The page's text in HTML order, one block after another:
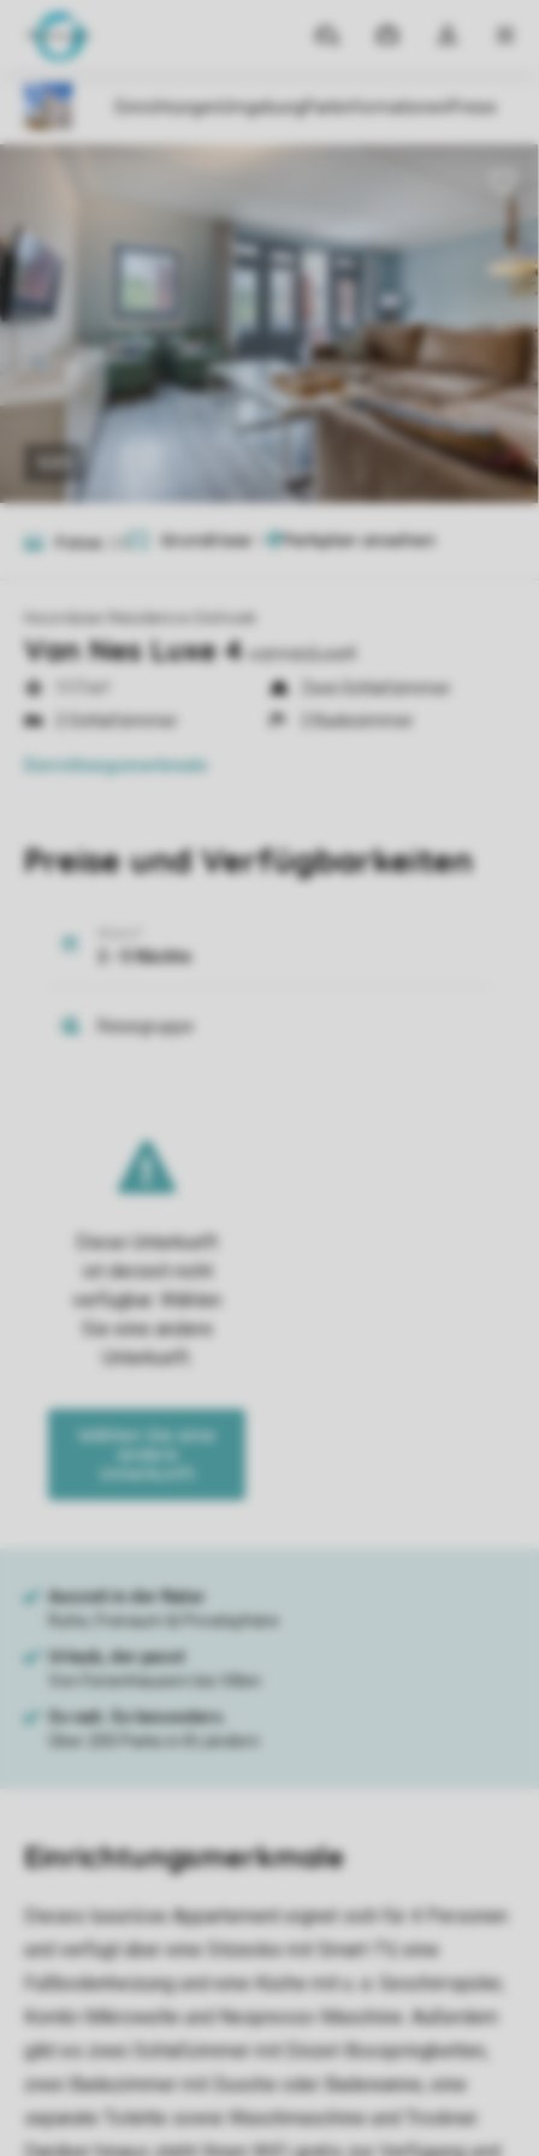
Reiseziele
Meine
Dropdown-
meines
öffnen
Fotos Grundrisse
Noordzee Résidence Dishoek
Van Nes Luxe 4 vannesluxe4
Zwei Schlafzimmer
2 Schlafzimmer
2 Badezimmer
Einrichtungsmerkmale
Preise und Verfügbarkeiten
Einrichtungsmerkmale
Dieses luxuriöse Appartement eignet sich für 4 Personen
und verfügt über eine Sitzecke mit Smart-TV, eine
Fußbodenheizung und eine Küche mit u. a. Geschirrspüler,
Kombi-Mikrowelle und Nespresso-Maschine. Außerdem
gibt es zwei Schlafzimmer mit Einzel-Boxspringbetten,
zwei Badezimmer mit Dusche oder Badewanne, eine
separate Toilette sowie Waschmaschine und Trockner.